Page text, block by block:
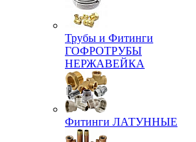
Трубы и Фитинги
ГОФРОТРУБЫ
НЕРЖАВЕЙКА
Фитинги ЛАТУННЫЕ